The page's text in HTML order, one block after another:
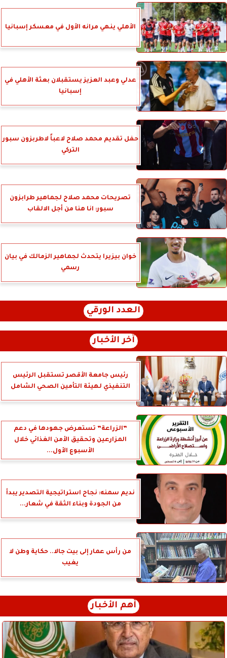
الأهلي ينهي مرانه الأول في معسكر إسبانيا
عدلي وعبد العزيز يستقبلان بعثة الأهلي في
إسبانيا
حفل تقديم محمد صلاح لاعباً لاطربزون سبور
التركي
تصريحات محمد صلاح لجماهير طرابزون
سبور: انا هنا من أجل الالقاب
خوان بيزيرا يتحدث لجماهير الزمالك في بيان
رسمي
العدد الورقي
آخر الأخبار
رئيس جامعة الأقصر تستقبل الرئيس
التنفيذي لهيئة التأمين الصحي الشامل
”الزراعة” تستعرض جهودها في دعم
المزارعين وتحقيق الأمن الغذائي خلال
الأسبوع الأول...
نديم سمنه: نجاح استراتيجية التصدير يبدأ
من الجودة وبناء الثقة في شعار...
من رأس عمار إلى بيت جالا.. حكاية وطن لا
يغيب
أهم الأخبار